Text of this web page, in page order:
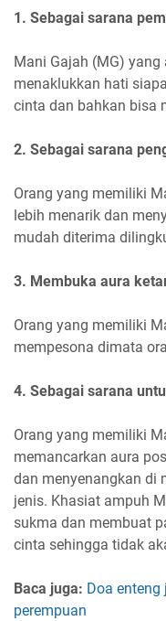
1. Sebagai sarana
Mani Gajah (MG)
menaklukkan hati
cinta dan bahkan bisa
2. Sebagai sarana
Orang yang memiliki
lebih menarik dan
mudah diterima
3. Membuka aura
Orang yang memiliki
mempesona dimata
4. Sebagai sarana
Orang yang memiliki
memancarkan aura
dan menyenangkan di
jenis. Khasiat ampuh
sukma dan membuat
cinta sehingga tidak
Baca juga: Doa
perempuan